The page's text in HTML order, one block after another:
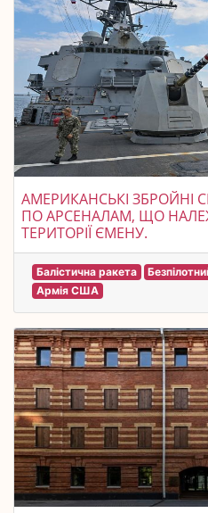
АМЕРИКАНСЬКІ ЗБРОЙНІ
ПО АРСЕНАЛАМ, ЩО
ТЕРИТОРІЇ ЄМЕНУ.
Балістична ракета
Армія США